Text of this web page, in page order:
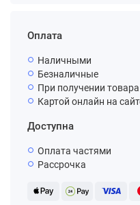
Оплата
Наличными
Безналичные
При получении товара
Картой онлайн на
Доступна
Оплата частями
Рассрочка